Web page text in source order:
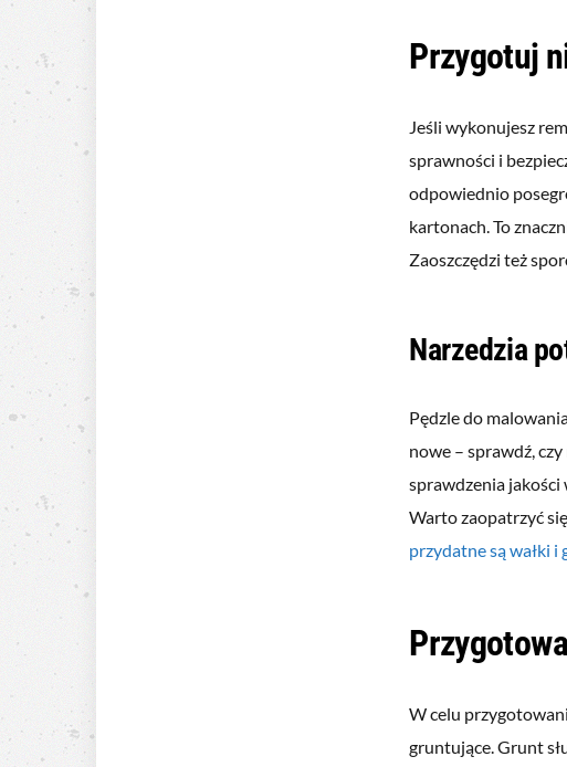
Przygotuj
Jeśli wykonujesz
sprawności i
odpowiednio
kartonach. To
Zaoszczędzi też
Narzedzia
Pędzle do
nowe – sprawdź,
sprawdzenia jakości
Warto zaopatrzyć
przydatne są wałki i
W celu
gruntujące. Grunt